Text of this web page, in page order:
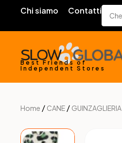
Chi siamo Contatti
Best Friends of
Independent Stores
Home / CANE / GUINZAGLIERIA